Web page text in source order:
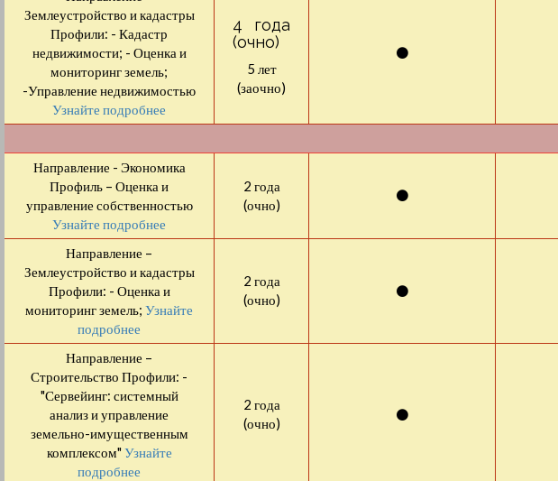
Землеустройство и кадастры
Профили: - Кадастр
недвижимости; - Оценка и
мониторинг земель;
-Управление недвижимостью
Узнайте подробнее
4 года
(очно)
5 лет
(заочно)
⚫
Направление - Экономика
Профиль – Оценка и
управление собственностью
Узнайте подробнее
2 года
(очно)
⚫
Направление –
Землеустройство и кадастры
Профили: - Оценка и
мониторинг земель; Узнайте
подробнее
2 года
(очно)
⚫
Направление –
Строительство Профили: -
"Сервейинг: системный
анализ и управление
земельно-имущественным
комплексом"Узнайте
подробнее
2 года
(очно)
⚫